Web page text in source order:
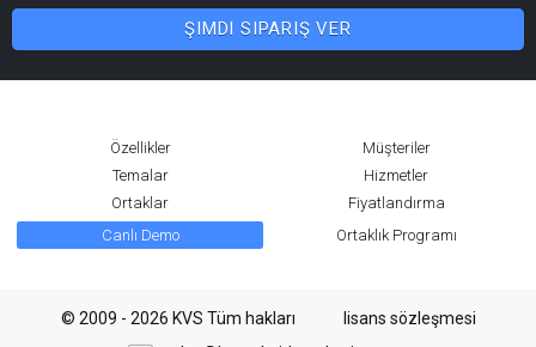
ŞIMDI SIPARIŞ VER
Özellikler
Müşteriler
Temalar
Hizmetler
Ortaklar
Fiyatlandırma
Canlı Demo
Ortaklık Programı
© 2009 - 2026 KVS Tüm hakları
lisans sözleşmesi